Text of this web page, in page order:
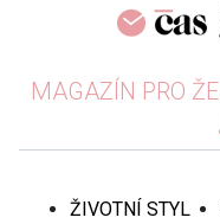
MAGAZÍN PRO
ŽIVOTNÍ STYL